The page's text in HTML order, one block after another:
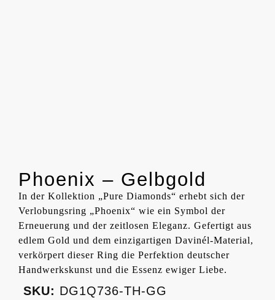
Phoenix – Gelbgold
In der Kollektion „Pure Diamonds“ erhebt sich der
Verlobungsring „Phoenix“ wie ein Symbol der
Erneuerung und der zeitlosen Eleganz. Gefertigt aus
edlem Gold und dem einzigartigen Davinél-Material,
verkörpert dieser Ring die Perfektion deutscher
Handwerkskunst und die Essenz ewiger Liebe.
SKU: DG1Q736-TH-GG